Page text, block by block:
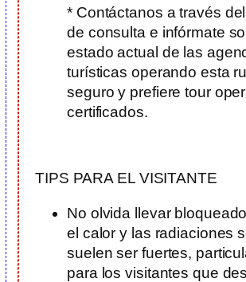
* Contáctanos a través
de consulta e infórmate
estado actual de las
turísticas operando esta
seguro y prefiere tour
certificados.
TIPS PARA EL VISITANTE
No olvida llevar
el calor y las radiaciones
suelen ser fuertes,
para los visitantes que